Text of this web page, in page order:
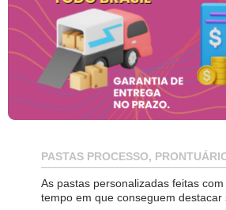
PASTAS PROCESSO,
As pastas personalizadas feitas
tempo em que conseguem